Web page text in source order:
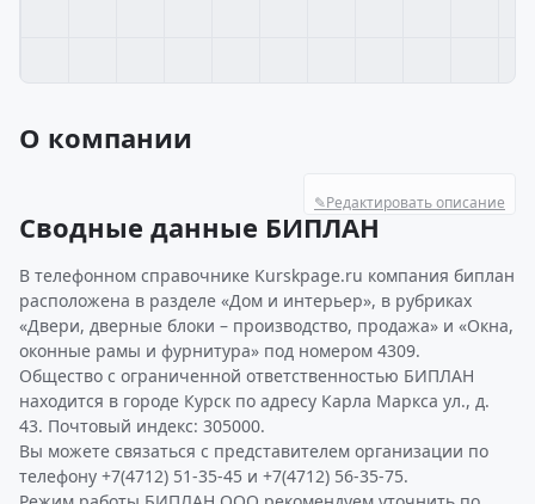
О компании
✎Редактировать описание
Сводные данные БИПЛАН
В телефонном справочнике Kurskpage.ru компания биплан
расположена в разделе «Дом и интерьер», в рубриках
«Двери, дверные блоки – производство, продажа» и «Окна,
оконные рамы и фурнитура» под номером 4309.
Общество с ограниченной ответственностью БИПЛАН
находится в городе Курск по адресу Карла Маркса ул., д.
43. Почтовый индекс: 305000.
Вы можете связаться с представителем организации по
телефону +7(4712) 51-35-45 и +7(4712) 56-35-75.